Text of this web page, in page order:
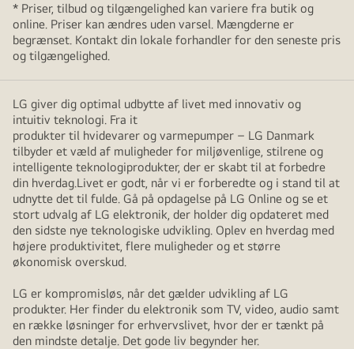
* Priser, tilbud og tilgængelighed kan variere fra butik og
online. Priser kan ændres uden varsel. Mængderne er
begrænset. Kontakt din lokale forhandler for den seneste pris
og tilgængelighed.
LG giver dig optimal udbytte af livet med innovativ og
intuitiv teknologi. Fra it
produkter til hvidevarer og varmepumper – LG Danmark
tilbyder et væld af muligheder for miljøvenlige, stilrene og
intelligente teknologiprodukter, der er skabt til at forbedre
din hverdag.Livet er godt, når vi er forberedte og i stand til at
udnytte det til fulde. Gå på opdagelse på LG Online og se et
stort udvalg af LG elektronik, der holder dig opdateret med
den sidste nye teknologiske udvikling. Oplev en hverdag med
højere produktivitet, flere muligheder og et større
økonomisk overskud.
LG er kompromisløs, når det gælder udvikling af LG
produkter. Her finder du elektronik som TV, video, audio samt
en række løsninger for erhvervslivet, hvor der er tænkt på
den mindste detalje. Det gode liv begynder her.